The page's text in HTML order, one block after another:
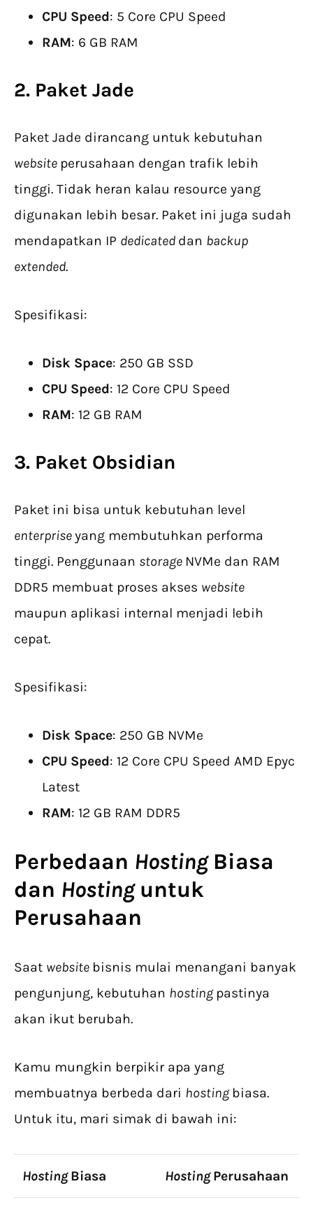
CPU Speed: 5 Core CPU Speed
RAM: 6 GB RAM
2. Paket Jade
Paket Jade dirancang untuk kebutuhan
website perusahaan dengan trafik lebih
tinggi. Tidak heran kalau resource yang
digunakan lebih besar. Paket ini juga sudah
mendapatkan IP dedicated dan backup
extended.
Spesifikasi:
Disk Space: 250 GB SSD
CPU Speed: 12 Core CPU Speed
RAM: 12 GB RAM
3. Paket Obsidian
Paket ini bisa untuk kebutuhan level
enterpriseyang membutuhkan performa
tinggi. Penggunaan storage NVMe dan RAM
DDR5 membuat proses akses website
maupun aplikasi internal menjadi lebih
cepat.
Spesifikasi:
Disk Space: 250 GB NVMe
CPU Speed: 12 Core CPU Speed AMD Epyc
Latest
RAM: 12 GB RAM DDR5
Perbedaan Hosting Biasa
dan Hosting untuk
Perusahaan
Saat website bisnis mulai menangani banyak
pengunjung, kebutuhan hosting pastinya
akan ikut berubah.
Kamu mungkin berpikir apa yang
membuatnya berbeda dari hosting biasa.
Untuk itu, mari simak di bawah ini:
HostingBiasa HostingPerusahaan